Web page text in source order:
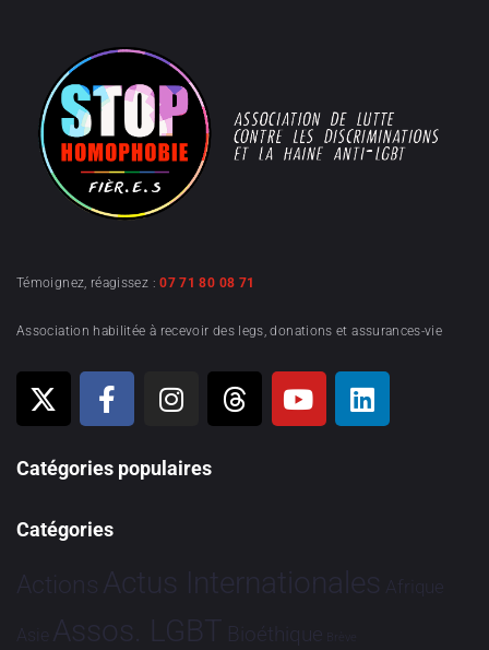
Témoignez, réagissez :07 71 80 08 71
Association habilitée à recevoir des legs, donations et assurances-vie
Catégories populaires
Catégories
Actions Actus Internationales Afrique
Asie Assos. LGBT Bioéthique Brève